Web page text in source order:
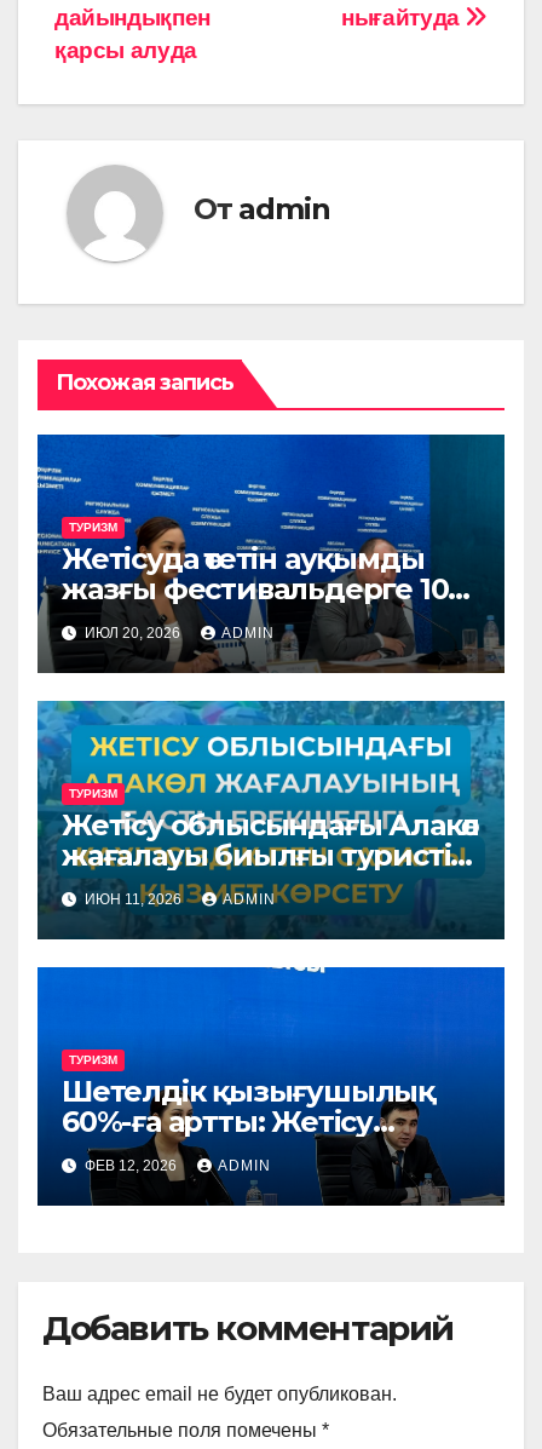
нығайтуда
дайындықпен
қарсы алуда
От admin
Похожая запись
ТУРИЗМ
Жетісуда өтетін ауқымды
жазғы фестивальдерге 10
мыңнан астам қонақ келеді
деп күтілуде
ИЮЛ 20, 2026 ADMIN
ТУРИЗМ
Жетісу облысындағы Алакөл
жағалауы биылғы туристік
маусымды толық
дайындықпен қарсы алуда
ИЮН 11, 2026 ADMIN
ТУРИЗМ
Шетелдік қызығушылық
60%-ға артты: Жетісу
туристік картадағы орнын
нығайтуда
ФЕВ 12, 2026 ADMIN
Добавить комментарий
Ваш адрес email не будет опубликован.
Обязательные поля помечены *